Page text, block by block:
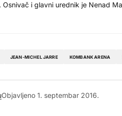
Osnivač i glavni urednik je Nenad
JEAN-MICHEL JARRE KOMBANK ARENA
Objavljeno 1. septembar 2016.